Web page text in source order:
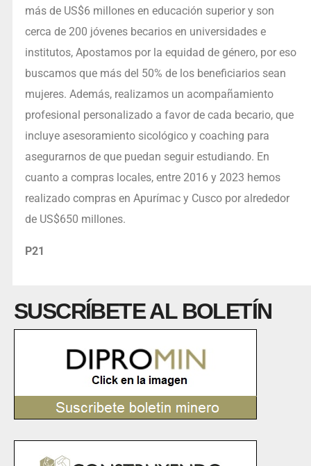
más de US$6 millones en educación superior y son
cerca de 200 jóvenes becarios en universidades e
institutos, Apostamos por la equidad de género, por eso
buscamos que más del 50% de los beneficiarios sean
mujeres. Además, realizamos un acompañamiento
profesional personalizado a favor de cada becario, que
incluye asesoramiento sicológico y coaching para
asegurarnos de que puedan seguir estudiando. En
cuanto a compras locales, entre 2016 y 2023 hemos
realizado compras en Apurímac y Cusco por alrededor
de US$650 millones.
P21
SUSCRÍBETE AL BOLETÍN